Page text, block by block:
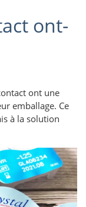
ont-
ont une
emballage. Ce
à la solution